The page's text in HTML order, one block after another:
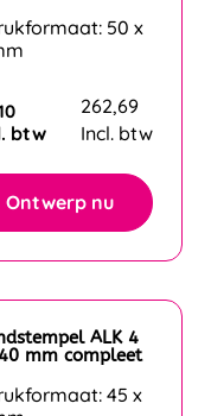
50 x
btw
262,69
Incl. btw
Ontwerp nu
ALK 4
mm compleet
45 x